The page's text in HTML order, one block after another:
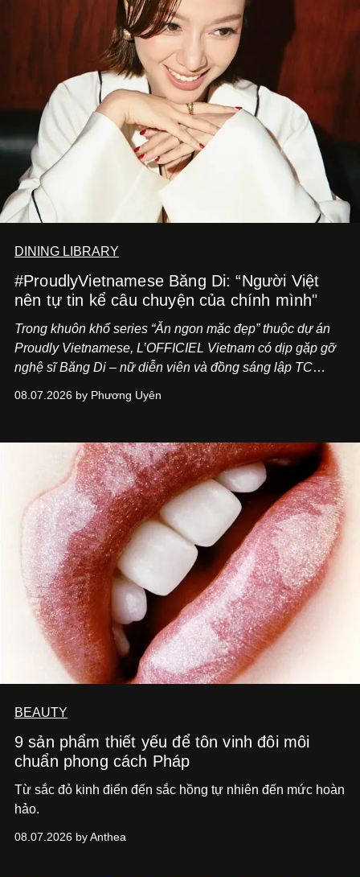
DINING LIBRARY
#ProudlyVietnamese Băng Di: “Người Việt
nên tự tin kể câu chuyện của chính mình"
Trong khuôn khổ series “Ăn ngon mặc đẹp” thuộc dự án
Proudly Vietnamese, L’OFFICIEL Vietnam có dịp gặp gỡ
nghệ sĩ Băng Di – nữ diễn viên và đồng sáng lập TC
Kitchen Bar và SALEM tại TP.HCM.
08.07.2026 by Phương Uyên
BEAUTY
9 sản phẩm thiết yếu để tôn vinh đôi môi
chuẩn phong cách Pháp
Từ sắc đỏ kinh điển đến sắc hồng tự nhiên đến mức hoàn
hảo.
08.07.2026 by Anthea